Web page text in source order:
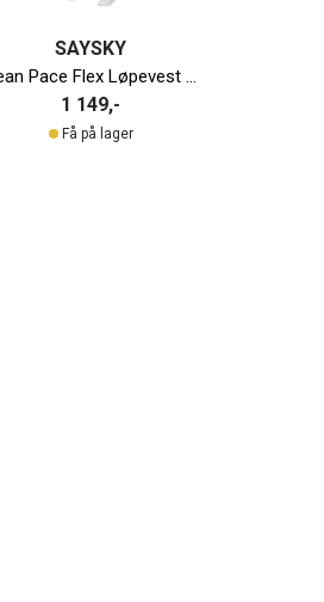
SAYSKY
Clean Pace Flex Løpevest Unisex
1 149,-
Få på lager